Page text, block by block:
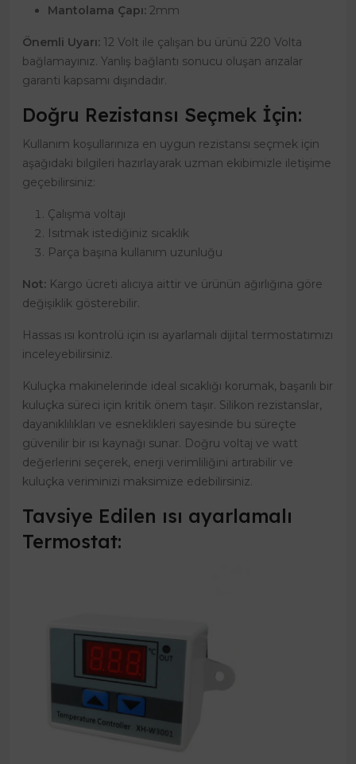
Mantolama Çapı: 2mm
Önemli Uyarı: 12 Volt ile çalışan bu ürünü 220 Volta
bağlamayınız. Yanlış bağlantı sonucu oluşan arızalar
garanti kapsamı dışındadır.
Doğru Rezistansı Seçmek İçin:
Kullanım koşullarınıza en uygun rezistansı seçmek için
aşağıdaki bilgileri hazırlayarak uzman ekibimizle iletişime
geçebilirsiniz:
Çalışma voltajı
Isıtmak istediğiniz sıcaklık
Parça başına kullanım uzunluğu
Not: Kargo ücreti alıcıya aittir ve ürünün ağırlığına göre
değişiklik gösterebilir.
Hassas ısı kontrolü için ısı ayarlamalı dijital termostatımızı
inceleyebilirsiniz.
Kuluçka makinelerinde ideal sıcaklığı korumak, başarılı bir
kuluçka süreci için kritik önem taşır. Silikon rezistanslar,
dayanıklılıkları ve esneklikleri sayesinde bu süreçte
güvenilir bir ısı kaynağı sunar. Doğru voltaj ve watt
değerlerini seçerek, enerji verimliliğini artırabilir ve
kuluçka veriminizi maksimize edebilirsiniz.
Tavsiye Edilen ısı ayarlamalı
Termostat: